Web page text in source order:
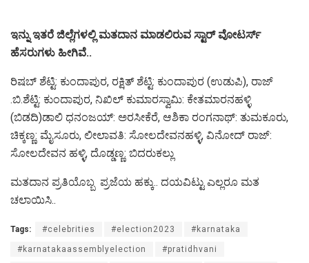
ಇನ್ನು ಇತರೆ ಜಿಲ್ಲೆಗಳಲ್ಲಿ ಮತದಾನ ಮಾಡಲಿರುವ ಸ್ಟಾರ್ ವೋಟರ್ಸ್‌
ಹೆಸರುಗಳು ಹೀಗಿವೆ..
ರಿಷಬ್ ಶೆಟ್ಟಿ: ಕುಂದಾಪುರ, ರಕ್ಷಿತ್ ಶೆಟ್ಟಿ: ಕುಂದಾಪುರ (ಉಡುಪಿ), ರಾಜ್
.ಬಿ.ಶೆಟ್ಟಿ: ಕುಂದಾಪುರ, ನಿಖಿಲ್ ಕುಮಾರಸ್ವಾಮಿ: ಕೇತಮಾರನಹಳ್ಳಿ
(ಬಿಡದಿ)ಡಾಲಿ ಧನಂಜಯ್: ಅರಸೀಕೆರೆ, ಆಶಿಕಾ ರಂಗನಾಥ್: ತುಮಕೂರು,
ಚಿಕ್ಕಣ್ಣ: ಮೈಸೂರು, ಲೀಲಾವತಿ: ಸೋಲದೇವನಹಳ್ಳಿ, ವಿನೋದ್ ರಾಜ್:
ಸೋಲದೇವನ ಹಳ್ಳಿ, ದೊಡ್ಡಣ್ಣ: ಬಿದರುಕಲ್ಲು
ಮತದಾನ ಪ್ರತಿಯೊಬ್ಬ ಪ್ರಜೆಯ ಹಕ್ಕು.. ದಯವಿಟ್ಟು ಎಲ್ಲರೂ ಮತ
ಚಲಾಯಿಸಿ..
Tags: #celebrities #election2023 #karnataka
#karnatakaassemblyelection #pratidhvani